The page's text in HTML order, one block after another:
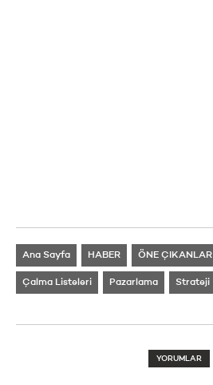
Ana Sayfa HABER ÖNE ÇIKANLAR
Çalma Listeleri Pazarlama Strateji
YORUMLAR